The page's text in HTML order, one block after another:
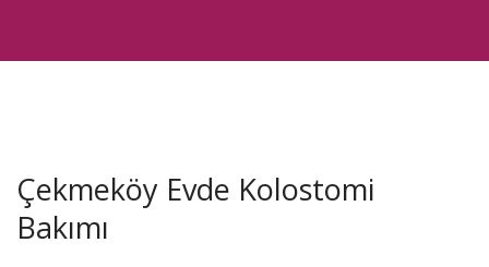
Çekmeköy Evde Kolostomi
Bakımı